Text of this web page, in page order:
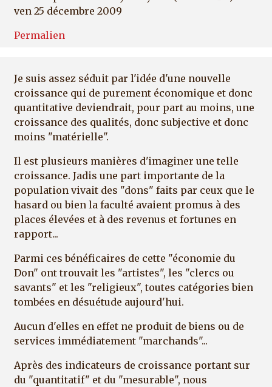
ven 25 décembre 2009
Permalien
Je suis assez séduit par l'idée d'une nouvelle
croissance qui de purement économique et donc
quantitative deviendrait, pour part au moins, une
croissance des qualités, donc subjective et donc
moins "matérielle".
Il est plusieurs manières d'imaginer une telle
croissance. Jadis une part importante de la
population vivait des "dons" faits par ceux que le
hasard ou bien la faculté avaient promus à des
places élevées et à des revenus et fortunes en
rapport...
Parmi ces bénéficaires de cette "économie du
Don" ont trouvait les "artistes", les "clercs ou
savants" et les "religieux", toutes catégories bien
tombées en désuétude aujourd'hui.
Aucun d'elles en effet ne produit de biens ou de
services immédiatement "marchands"...
Après des indicateurs de croissance portant sur
du "quantitatif" et du "mesurable", nous